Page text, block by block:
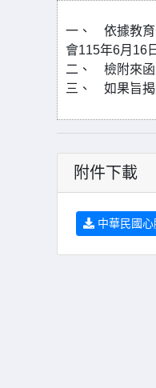
一、 依據教育
會115年6月16
二、 檢附來函
三、 如果旨揭
附件下載
中華民國